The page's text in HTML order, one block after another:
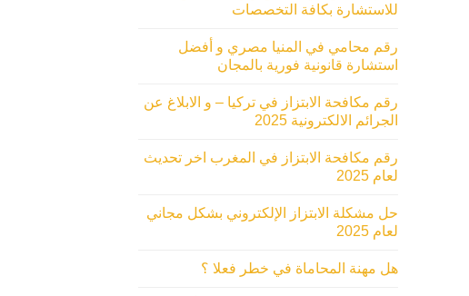
للاستشارة بكافة التخصصات
رقم محامي في المنيا مصري و أفضل
استشارة قانونية فورية بالمجان
رقم مكافحة الابتزاز في تركيا – و الابلاغ عن
الجرائم الالكترونية 2025
رقم مكافحة الابتزاز في المغرب اخر تحديث
لعام 2025
حل مشكلة الابتزاز الإلكتروني بشكل مجاني
لعام 2025
هل مهنة المحاماة في خطر فعلا ؟